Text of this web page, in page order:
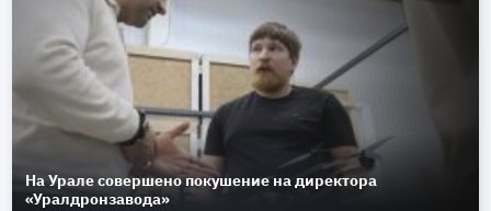
На Урале совершено покушение на директора
«Уралдронзавода»